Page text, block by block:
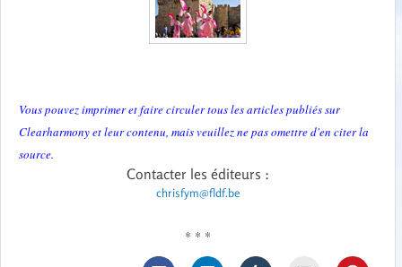
Vous pouvez imprimer et faire circuler tous les articles publiés sur
Clearharmony et leur contenu, mais veuillez ne pas omettre d'en citer la
source.
Contacter les éditeurs :
chrisfym@fldf.be
* * *